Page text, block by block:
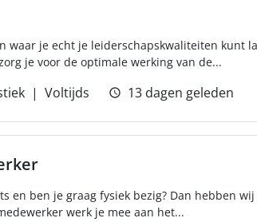
waar je echt je leiderschapskwaliteiten kunt
je voor de optimale werking van de...
Voltijds 13 dagen geleden
en ben je graag fysiek bezig? Dan hebben
werk je mee aan het...